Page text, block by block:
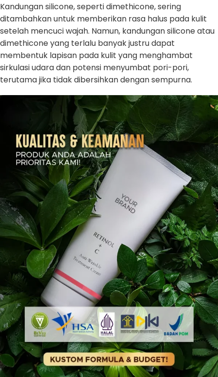
Kandungan silicone, seperti dimethicone, sering
ditambahkan untuk memberikan rasa halus pada kulit
setelah mencuci wajah. Namun, kandungan silicone atau
dimethicone yang terlalu banyak justru dapat
membentuk lapisan pada kulit yang menghambat
sirkulasi udara dan potensi menyumbat pori-pori,
terutama jika tidak dibersihkan dengan sempurna.